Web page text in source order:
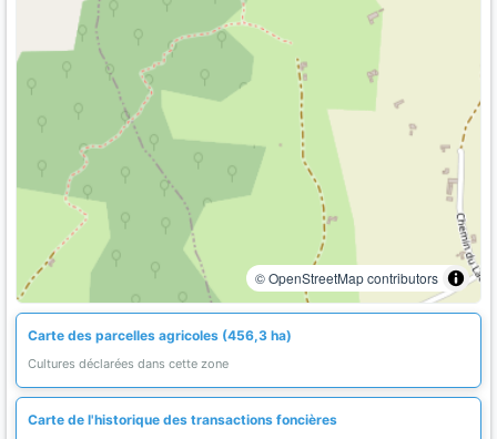
© OpenStreetMap contributors
Carte des parcelles agricoles (456,3 ha)
Cultures déclarées dans cette zone
Carte de l'historique des transactions foncières